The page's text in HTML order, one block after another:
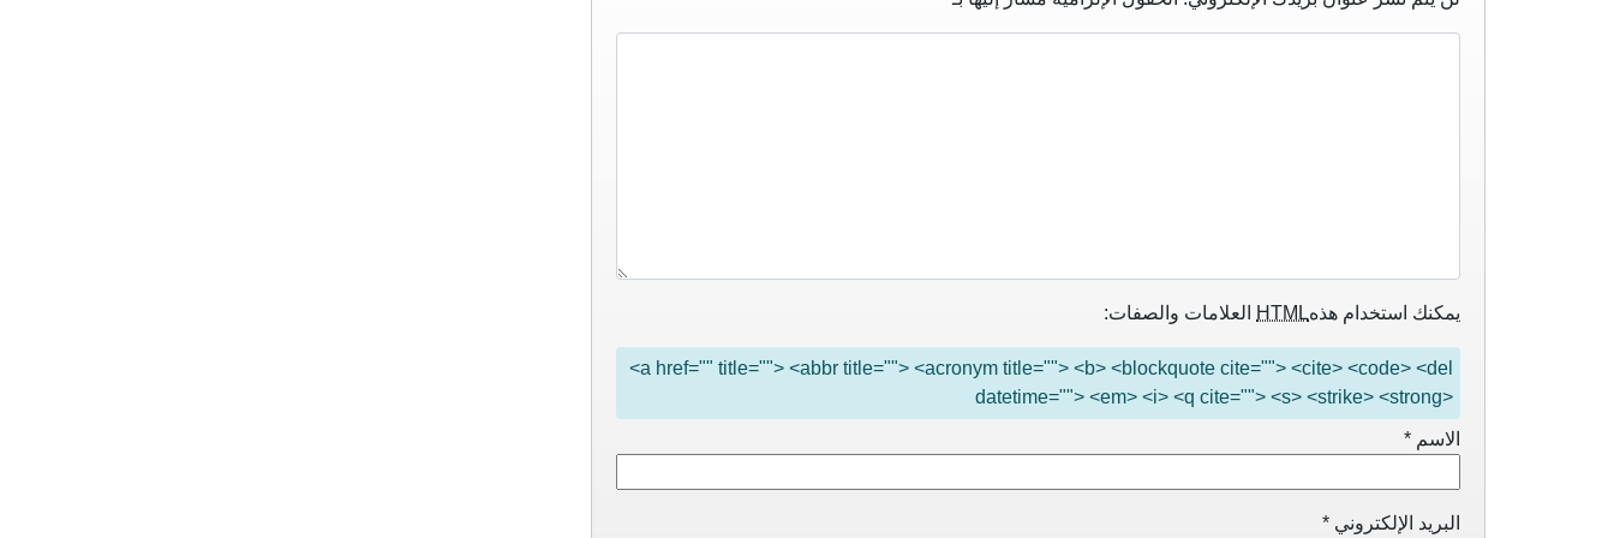
يمكنك استخدام هذهHTML العلامات والصفات:
<a href="" title=""> <abbr title=""> <acronym title=""> <b> <blockquote cite=""> <cite> <code> <del
datetime=""> <em> <i> <q cite=""> <s> <strike> <strong>
الاسم *
البريد الإلكتروني *